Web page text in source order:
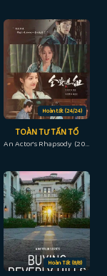
Hoàn tất (24/24)
TOÀN TƯ TẤN TỔ
An Actor's Rhapsody (2023)
Hoàn Tất (8/8)